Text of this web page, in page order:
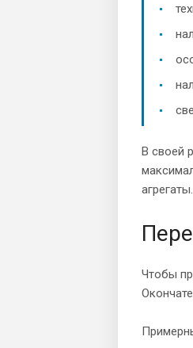
В своей
агрегаты.
Чтобы